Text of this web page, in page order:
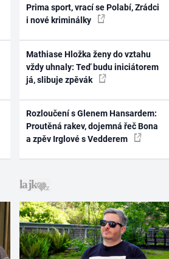
Prima sport, vrací se Polabí, Zrádci
i nové kriminálky
Mathiase Hložka ženy do vztahu
vždy uhnaly: Teď budu iniciátorem
já, slibuje zpěvák
Rozloučení s Glenem Hansardem:
Proutěná rakev, dojemná řeč Bona
a zpěv Irglové s Vedderem